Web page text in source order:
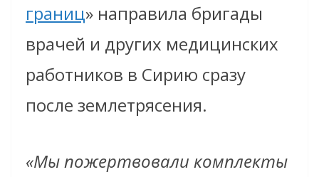
границ» направила бригады
врачей и других медицинских
работников в Сирию сразу
после землетрясения.
«Мы пожертвовали комплекты